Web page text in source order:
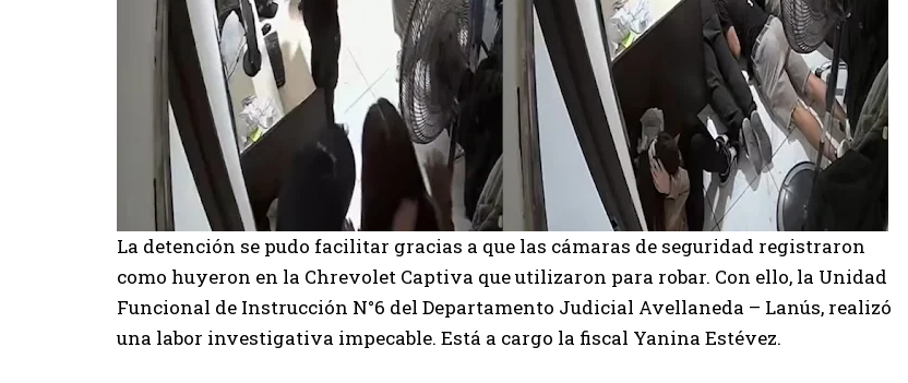
La detención se pudo facilitar gracias a que las cámaras de seguridad registraron
como huyeron en la Chrevolet Captiva que utilizaron para robar. Con ello, la Unidad
Funcional de Instrucción N°6 del Departamento Judicial Avellaneda – Lanús, realizó
una labor investigativa impecable. Está a cargo la fiscal Yanina Estévez.